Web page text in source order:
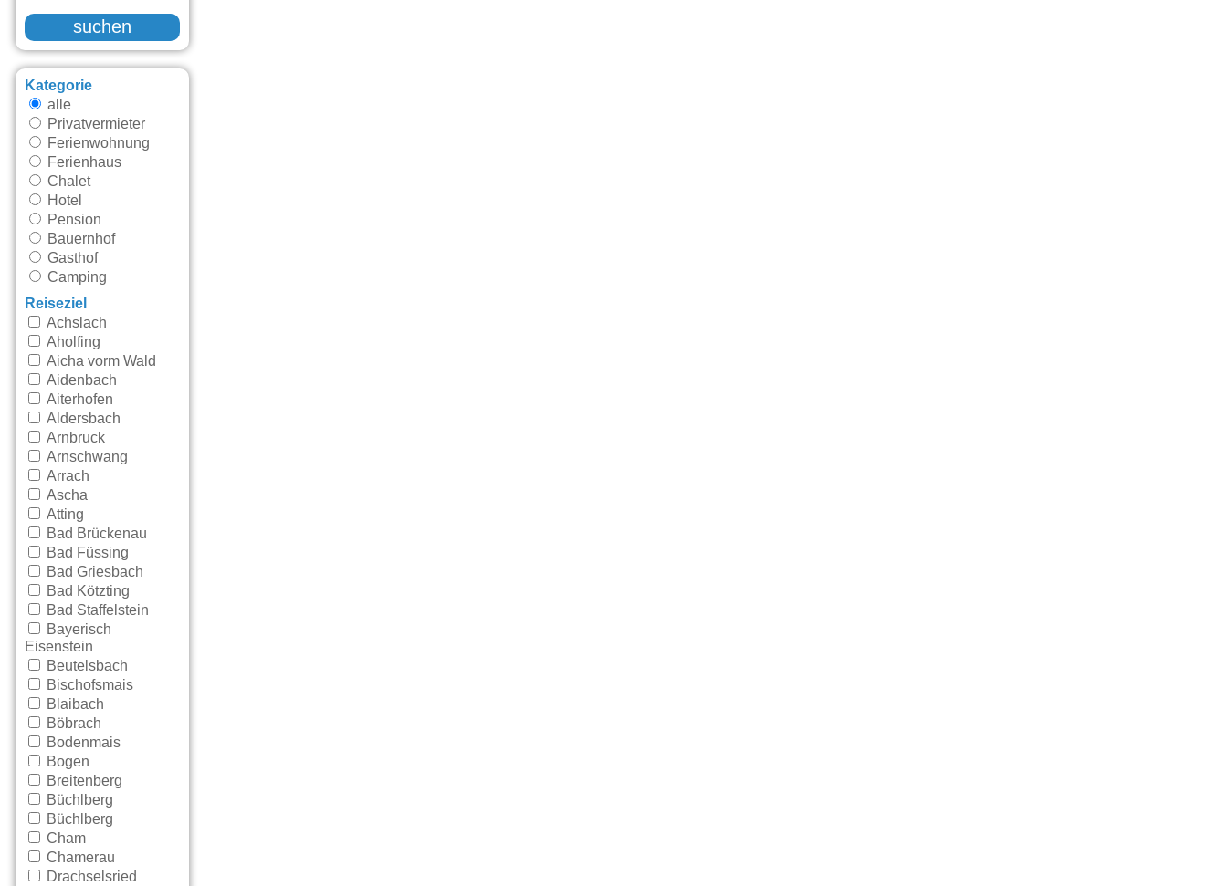
suchen
Kategorie
alle
Privatvermieter
Ferienwohnung
Ferienhaus
Chalet
Hotel
Pension
Bauernhof
Gasthof
Camping
Reiseziel
Achslach
Aholfing
Aicha vorm Wald
Aidenbach
Aiterhofen
Aldersbach
Arnbruck
Arnschwang
Arrach
Ascha
Atting
Bad Brückenau
Bad Füssing
Bad Griesbach
Bad Kötzting
Bad Staffelstein
Bayerisch
Eisenstein
Beutelsbach
Bischofsmais
Blaibach
Böbrach
Bodenmais
Bogen
Breitenberg
Büchlberg
Büchlberg
Cham
Chamerau
Drachselsried